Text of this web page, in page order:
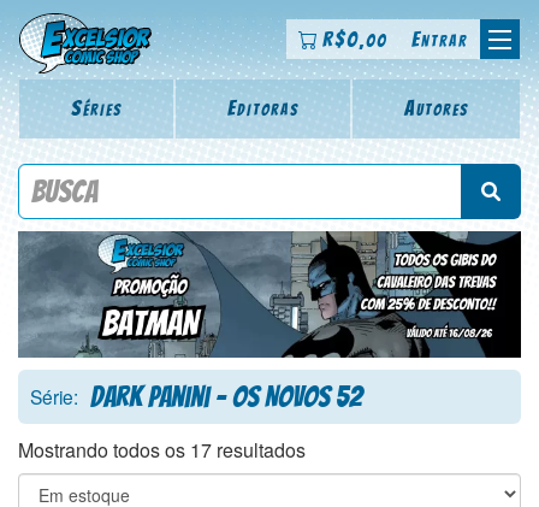
R$0,00 Entrar
Séries Editoras Autores
Procure por título da revista, personagem, série, escritor,
Série: Dark Panini - Os Novos 52
Mostrando todos os 17 resultados